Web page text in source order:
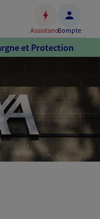
AssistanceCompte
et Protection